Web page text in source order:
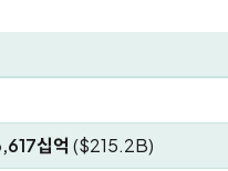
십억 ($215.2B)